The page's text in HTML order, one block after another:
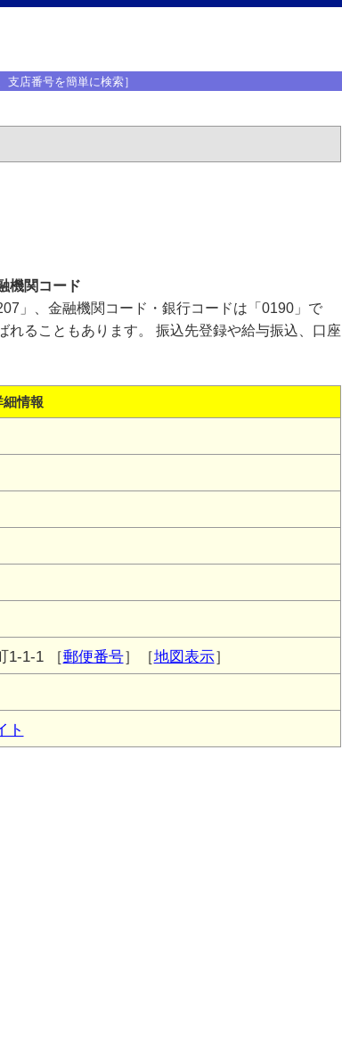
支店番号を簡単に検索］
機関コード
」、金融機関コード・銀行コードは「0190」で
ることもあります。 振込先登録や給与振込、口座
細情報
1-1-1 ［郵便番号］［地図表示］
ト